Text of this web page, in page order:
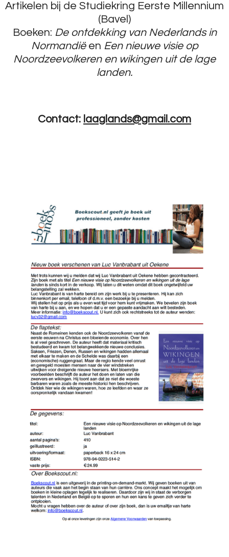
Artikelen bij de Studiekring Eerste Millennium
(Bavel)
Boeken: De ontdekking van Nederlands in
Normandiëen Een nieuwe visie op
Noordzeevolkeren en wikingen uit de lage
landen.
Contact: laaglands@gmail.com